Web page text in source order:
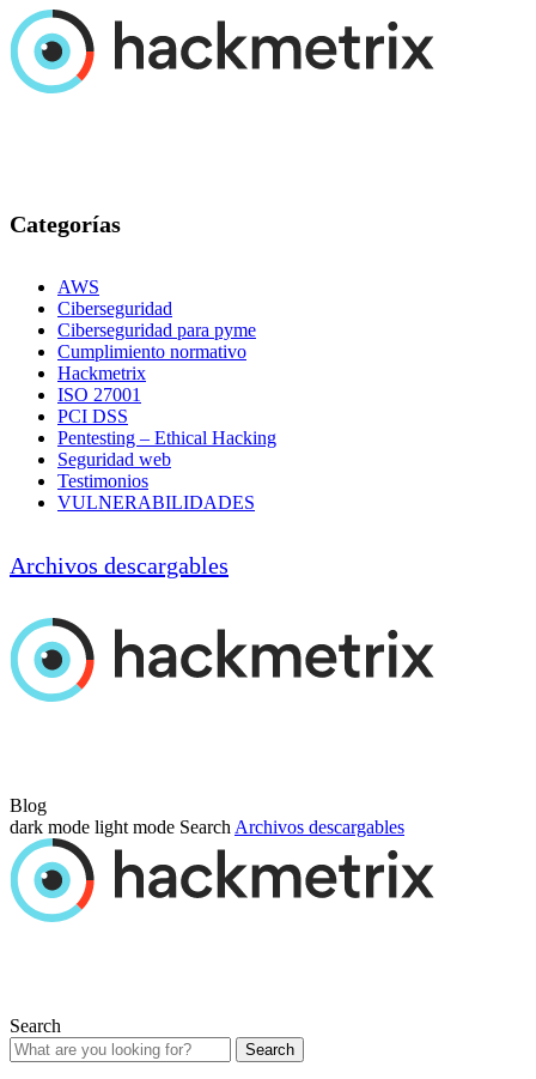
Categorías
AWS
Ciberseguridad
Ciberseguridad para pyme
Cumplimiento normativo
Hackmetrix
ISO 27001
PCI DSS
Pentesting – Ethical Hacking
Seguridad web
Testimonios
VULNERABILIDADES
Archivos descargables
Blog
dark mode light mode Search Archivos descargables
Search
Search